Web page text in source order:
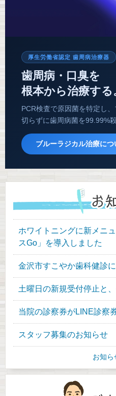
厚生労働省認定 歯周病治療器
歯周病・口臭を
根本から治療する
PCR検査で原因菌を特定し
切らずに歯周病菌を99.99%殺
ブルーラジカル治療に
ホワイトニングに新メニ
スGo」を導入しました
金沢市すこやか歯科健診
土曜日の新規受付停止と
当院の診察券がLINE診察
スタッフ募集のお知らせ
お知ら